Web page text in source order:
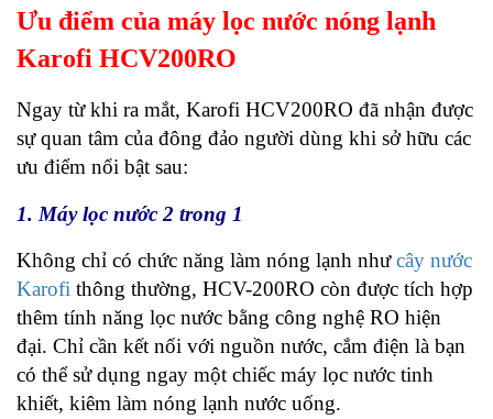
Ưu điểm của máy lọc nước nóng lạnh
Karofi HCV200RO
Ngay từ khi ra mắt, Karofi HCV200RO đã nhận được
sự quan tâm của đông đảo người dùng khi sở hữu các
ưu điểm nổi bật sau:
1. Máy lọc nước 2 trong 1
Không chỉ có chức năng làm nóng lạnh nhưcây nước
Karofi thông thường, HCV-200RO còn được tích hợp
thêm tính năng lọc nước bằng công nghệ RO hiện
đại. Chỉ cần kết nối với nguồn nước, cắm điện là bạn
có thể sử dụng ngay một chiếc máy lọc nước tinh
khiết, kiêm làm nóng lạnh nước uống.